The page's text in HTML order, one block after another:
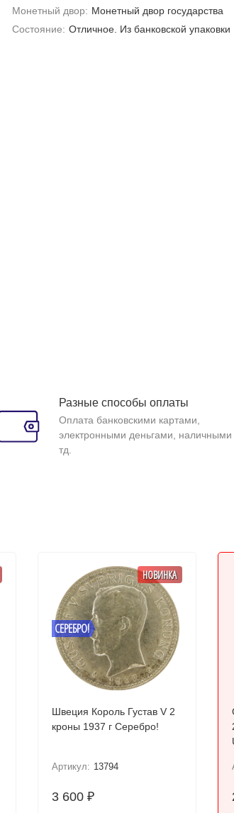
Монетный двор: Монетный двор государства
Состояние: Отличное. Из банковской упаковки
Разные способы оплаты
Оплата банковскими картами,
электронными деньгами, наличными
тд.
СЕРЕБРО!
НОВИНКА
Швеция Король Густав V 2
кроны 1937 г Серебро!
Артикул: 13794
3 600₽